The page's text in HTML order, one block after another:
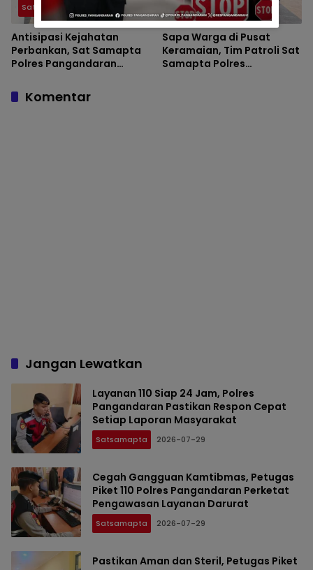
Satsamapta
Antisipasi Kejahatan
Perbankan, Sat Samapta
Polres Pangandaran
Vital Bank
Satsamapta
Sapa Warga di Pusat
Keramaian, Tim Patroli Sat
Samapta Polres
Komentar
Jangan Lewatkan
Layanan 110 Siap 24 Jam, Polres
Pangandaran Pastikan Respon Cepat
Setiap Laporan Masyarakat
Satsamapta 2026-07-29
Cegah Gangguan Kamtibmas, Petugas
Piket 110 Polres Pangandaran Perketat
Pengawasan Layanan Darurat
Satsamapta 2026-07-29
Pastikan Aman dan Steril, Petugas Piket